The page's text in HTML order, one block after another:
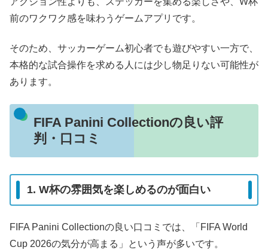
前のワクワク感を味わうゲームアプリです。
そのため、サッカーゲーム初心者でも遊びやすい一方で、
本格的な試合操作を求める人には少し物足りない可能性が
あります。
FIFA Panini Collectionの良い評
判・口コミ
1. W杯の雰囲気を楽しめるのが面白い
FIFA Panini Collectionの良い口コミでは、「FIFA World
Cup 2026の気分が高まる」という声が多いです。